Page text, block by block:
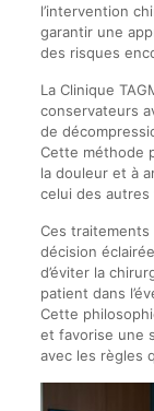
l’intervention
garantir une
des risques
La Clinique
conservateurs
de
Cette méthode
la douleur et à
celui des autres
Ces
décision
d’éviter la
patient dans
Cette
et favorise une
avec les règles